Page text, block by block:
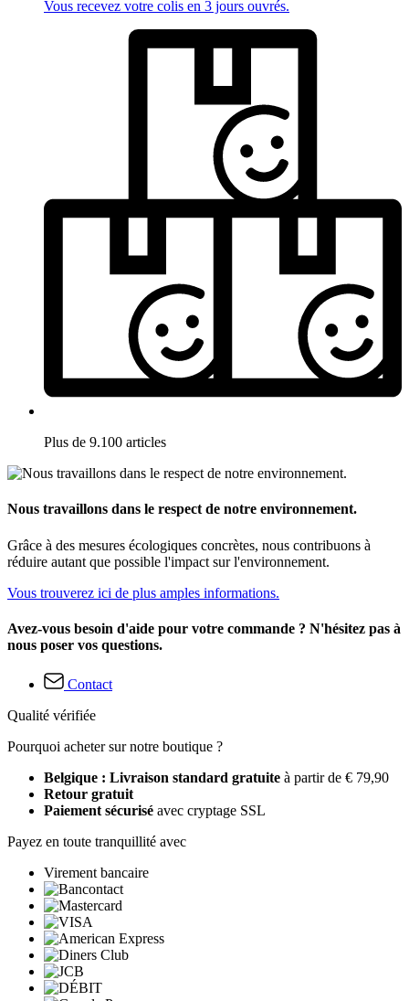
Vous recevez votre colis en 3 jours ouvrés.
Plus de 9.100 articles
Nous travaillons dans le respect de notre environnement.
Grâce à des mesures écologiques concrètes, nous contribuons à
réduire autant que possible l'impact sur l'environnement.
Vous trouverez ici de plus amples informations.
Avez-vous besoin d'aide pour votre commande ? N'hésitez pas à
nous poser vos questions.
Contact
Qualité vérifiée
Pourquoi acheter sur notre boutique ?
Belgique : Livraison standard gratuite à partir de € 79,90
Retour gratuit
Paiement sécurisé avec cryptage SSL
Payez en toute tranquillité avec
Virement bancaire